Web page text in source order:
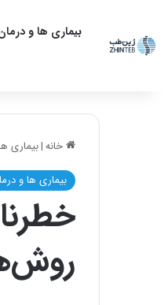
بیماری ها و
خانه|بیماری
بیماری ها و